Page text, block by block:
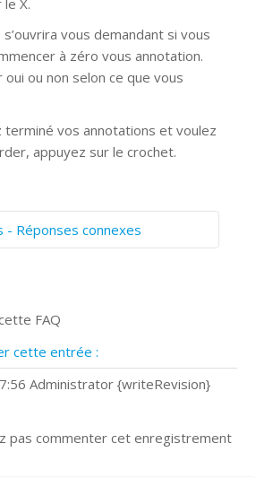
vous demandant si vous
à zéro vous annotation.
oui ou non selon ce que vous
terminé vos annotations et voulez
appuyez sur le crochet.
- Réponses connexes
vue 360°
installer Google Chrome ?
FAQ
cette entrée :
Administrator {writeRevision}
pas commenter cet enregistrement